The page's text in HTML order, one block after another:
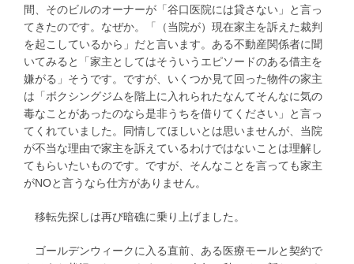
間、そのビルのオーナーが「谷口医院には貸さない」と言っ
てきたのです。なぜか。「（当院が）現在家主を訴えた裁判
を起こしているから」だと言います。ある不動産関係者に聞
いてみると「家主としてはそういうエピソードのある借主を
嫌がる」そうです。ですが、いくつか見て回った物件の家主
は「ボクシングジムを階上に入れられたなんてそんなに気の
毒なことがあったのなら是非うちを借りてください」と言っ
てくれていました。同情してほしいとは思いませんが、当院
が不当な理由で家主を訴えているわけではないことは理解し
てもらいたいものです。ですが、そんなことを言っても家主
がNOと言うなら仕方がありません。
移転先探しは再び暗礁に乗り上げました。
ゴールデンウィークに入る直前、ある医療モールと契約で